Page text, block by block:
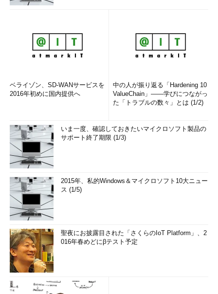
ベライゾン、SD-WANサービスを
2016年初めに国内提供へ
中の人が振り返る「Hardening 10
ValueChain」――学びにつながっ
た「トラブルの数々」とは (1/2)
いま一度、確認しておきたいマイクロソフト製品の
サポート終了期限 (1/3)
2015年、私的Windows＆マイクロソフト10大ニュー
ス (1/5)
聖夜にお披露目された「さくらのIoT Platform」、2
016年春めどにβテスト予定